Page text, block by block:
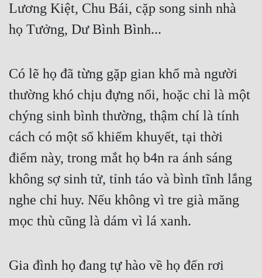
Lương Kiệt, Chu Bái, cặp song sinh nhà
họ Tưởng, Dư Bình Bình...
Có lẽ họ đã từng gặp gian khổ mà người
thường khó chịu đựng nổi, hoặc chỉ là một
chýng sinh bình thường, thậm chí là tính
cách có một số khiếm khuyết, tại thời
điểm này, trong mắt họ b4n ra ánh sáng
không sợ sinh tử, tỉnh táo và bình tĩnh lắng
nghe chỉ huy. Nếu không vì tre già măng
mọc thù cũng là dám vì lá xanh.
Gia đình họ đang tự hào về họ đến rơi